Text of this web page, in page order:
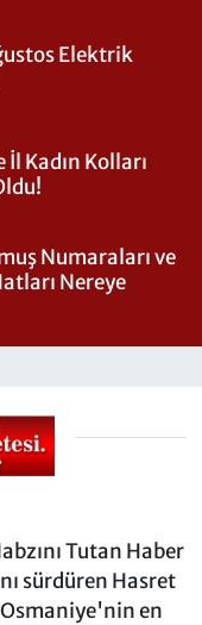
Elektrik
Kadın Kolları
Numaraları ve
Nereye
Tutan Haber
sürdüren Hasret
en